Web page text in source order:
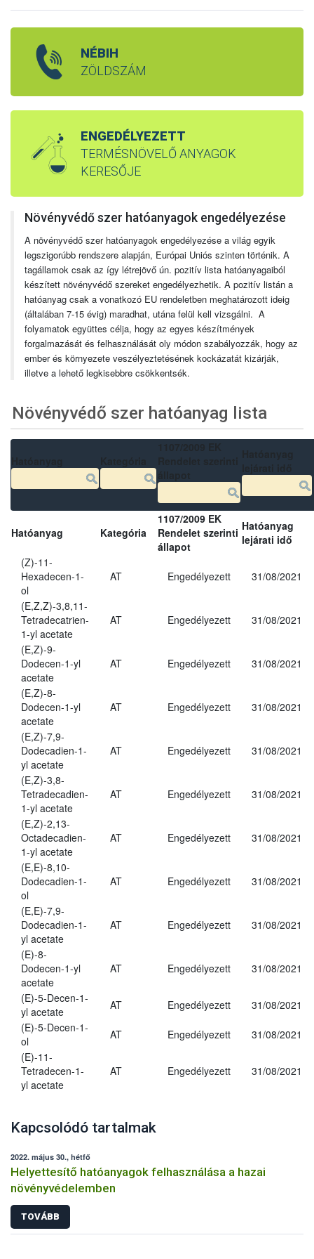
NÉBIH
ZÖLDSZÁM
ENGEDÉLYEZETT
TERMÉSNÖVELŐ ANYAGOK
KERESŐJE
Növényvédő szer hatóanyagok engedélyezése
A növényvédő szer hatóanyagok engedélyezése a világ egyik
legszigorúbb rendszere alapján, Európai Uniós szinten történik. A
tagállamok csak az így létrejövő ún. pozitív lista hatóanyagaiból
készített növényvédő szereket engedélyezhetik. A pozitív listán a
hatóanyag csak a vonatkozó EU rendeletben meghatározott ideig
(általában 7-15 évig) maradhat, utána felül kell vizsgálni. A
folyamatok együttes célja, hogy az egyes készítmények
forgalmazását és felhasználását oly módon szabályozzák, hogy az
ember és környezete veszélyeztetésének kockázatát kizárják,
illetve a lehető legkisebbre csökkentsék.
Növényvédő szer hatóanyag lista
Hatóanyag Kategória
1107/2009 EK
Rendelet szerinti
állapot
Hatóanyag
lejárati idő
(Z)-11-
Hexadecen-1-
ol
AT Engedélyezett 31/08/2021
(E,Z,Z)-3,8,11-
Tetradecatrien-
1-yl acetate
AT Engedélyezett 31/08/2021
(E,Z)-9-
Dodecen-1-yl
acetate
AT Engedélyezett 31/08/2021
(E,Z)-8-
Dodecen-1-yl
acetate
AT Engedélyezett 31/08/2021
(E,Z)-7,9-
Dodecadien-1-
yl acetate
AT Engedélyezett 31/08/2021
(E,Z)-3,8-
Tetradecadien-
1-yl acetate
AT Engedélyezett 31/08/2021
(E,Z)-2,13-
Octadecadien-
1-yl acetate
AT Engedélyezett 31/08/2021
(E,E)-8,10-
Dodecadien-1-
ol
AT Engedélyezett 31/08/2021
(E,E)-7,9-
Dodecadien-1-
yl acetate
AT Engedélyezett 31/08/2021
(E)-8-
Dodecen-1-yl
acetate
AT Engedélyezett 31/08/2021
(E)-5-Decen-1-
yl acetate
AT Engedélyezett
31/08/2021
(E)-5-Decen-1-
ol
AT Engedélyezett
31/08/2021
(E)-11-
Tetradecen-1-
yl acetate
AT Engedélyezett 31/08/2021
Kapcsolódó tartalmak
2022. május 30., hétfő
Helyettesítő hatóanyagok felhasználása a hazai
növényvédelemben
TOVÁBB